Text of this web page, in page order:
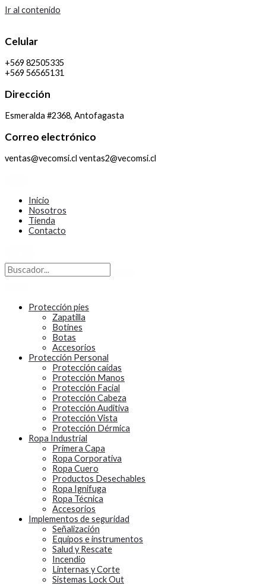
Ir al contenido
Celular
+569 82505335
+569 56565131
Dirección
Esmeralda #2368, Antofagasta
Correo electrónico
ventas@vecomsi.cl ventas2@vecomsi.cl
Inicio
Nosotros
Tienda
Contacto
Protección pies
Zapatilla
Botines
Botas
Accesorios
Protección Personal
Protección caídas
Protección Manos
Protección Facial
Protección Cabeza
Protección Auditiva
Protección Vista
Protección Dérmica
Ropa Industrial
Primera Capa
Ropa Corporativa
Ropa Cuero
Productos Desechables
Ropa Ignifuga
Ropa Técnica
Accesorios
Implementos de seguridad
Señalización
Equipos e instrumentos
Salud y Rescate
Incendio
Linternas y Corte
Sistemas Lock Out